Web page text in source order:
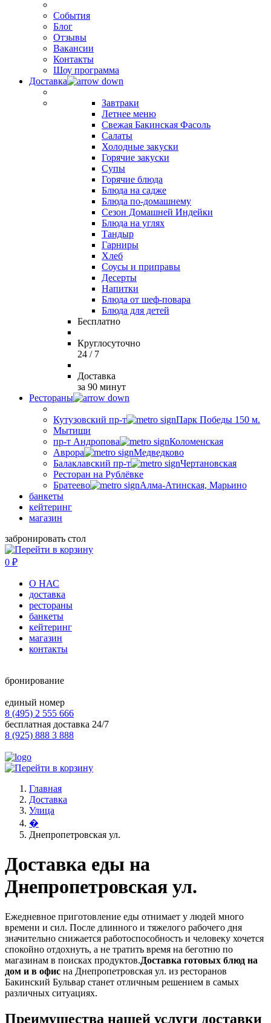
События
Блог
Отзывы
Вакансии
Контакты
Шоу программа
Доставка
Завтраки
Летнее меню
Свежая Бакинская Фасоль
Салаты
Холодные закуски
Горячие закуски
Супы
Горячие блюда
Блюда на садже
Блюда по-домашнему
Сезон Домашней Индейки
Блюда на углях
Тандыр
Гарниры
Хлеб
Соусы и приправы
Десерты
Напитки
Блюда от шеф-повара
Блюда для детей
Бесплатно
Круглосуточно
24 / 7
Доставка
за 90 минут
Рестораны
Кутузовский пр-т
Парк Победы 150 м.
Мытищи
пр-т Андропова
Коломенская
Аврора
Медведково
Балаклавский пр-т
Чертановская
Ресторан на Рублёвке
Братеево
Алма-Атинская, Марьино
банкеты
кейтеринг
магазин
забронировать стол
0 ₽
О НАС
доставка
рестораны
банкеты
кейтеринг
магазин
контакты
бронирование
единый номер
8 (495) 2 555 666
бесплатная доставка 24/7
8 (925) 888 3 888
Главная
Доставка
Улица
�
Днепропетровская ул.
Доставка еды на
Днепропетровская ул.
Ежедневное приготовление еды отнимает у людей много
времени и сил. После длинного и тяжелого рабочего дня
значительно снижается работоспособность и человеку хочется
спокойно отдохнуть, а не тратить время на беготню по
магазинам в поисках продуктов.Доставка готовых блюд на
дом и в офис на Днепропетровская ул. из ресторанов
Бакинский Бульвар станет отличным решением в самых
различных ситуациях.
Преимущества нашей услуги доставки